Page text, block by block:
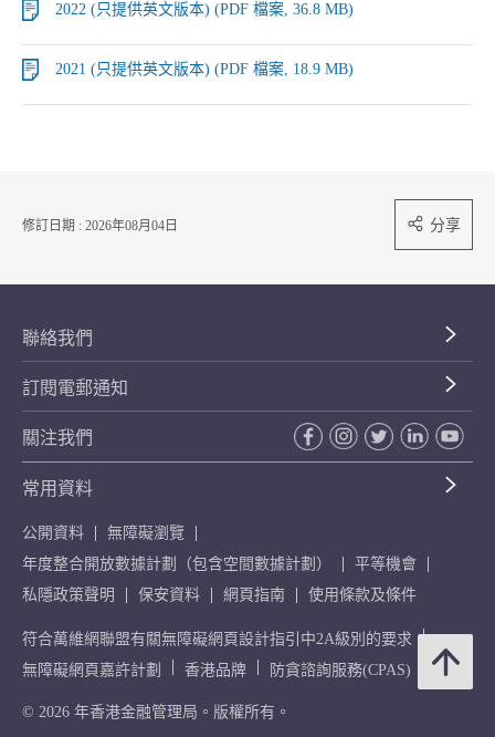
2022 (只提供英文版本) (PDF 檔案, 36.8 MB)
2021 (只提供英文版本) (PDF 檔案, 18.9 MB)
修訂日期 : 2026年08月04日 分享
聯絡我們
訂閱電郵通知
關注我們
常用資料
公開資料
無障礙瀏覽
年度整合開放數據計劃（包含空間數據計劃）
平等機會
私隱政策聲明
保安資料 網頁指南 使用條款及條件
符合萬維網聯盟有關無障礙網頁設計指引中2A級別的要求
無障礙網頁嘉許計劃
香港品牌 防貪諮詢服務(CPAS)
© 2026 年香港金融管理局。版權所有。